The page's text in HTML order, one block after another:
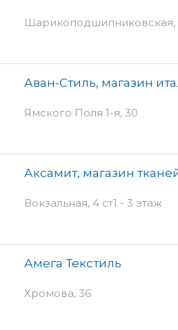
Шарикоподшипниковская,
Аван-Стиль, магазин
Ямского Поля 1-я, 30
Аксамит, магазин
Вокзальная, 4 ст1 - 3 этаж
Амега Текстиль
Хромова, 36